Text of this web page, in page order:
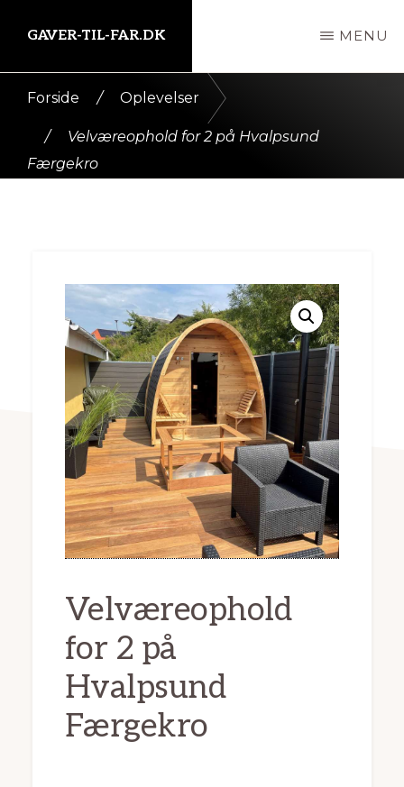
indhold
GAVER-TIL-FAR.DK MENU
Forside / Oplevelser
/
Velværeophold for 2 på Hvalpsund
Færgekro
Velværeophold
for 2 på
Hvalpsund
Færgekro